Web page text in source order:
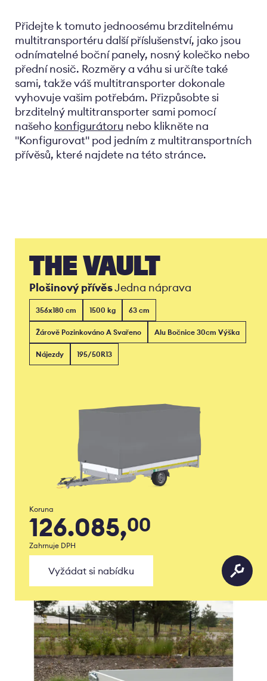
Přidejte k tomuto jednoosému brzditelnému
multitransportéru další příslušenství, jako jsou
odnímatelné boční panely, nosný kolečko nebo
přední nosič. Rozměry a váhu si určíte také
sami, takže váš multitransporter dokonale
vyhovuje vašim potřebám. Přizpůsobte si
brzditelný multitransporter sami pomocí
našeho konfigurátoru nebo klikněte na
"Konfigurovat" pod jedním z multitransportních
přívěsů, které najdete na této stránce.
THE VAULT
Plošinový přívěsJedna náprava
356x180 cm 1500 kg 63 cm
Žárově Pozinkováno A Svařeno Alu Bočnice 30cm Výška
Nájezdy 195/50R13
Koruna
126.085,00
Zahrnuje DPH
Vyžádat si nabídku